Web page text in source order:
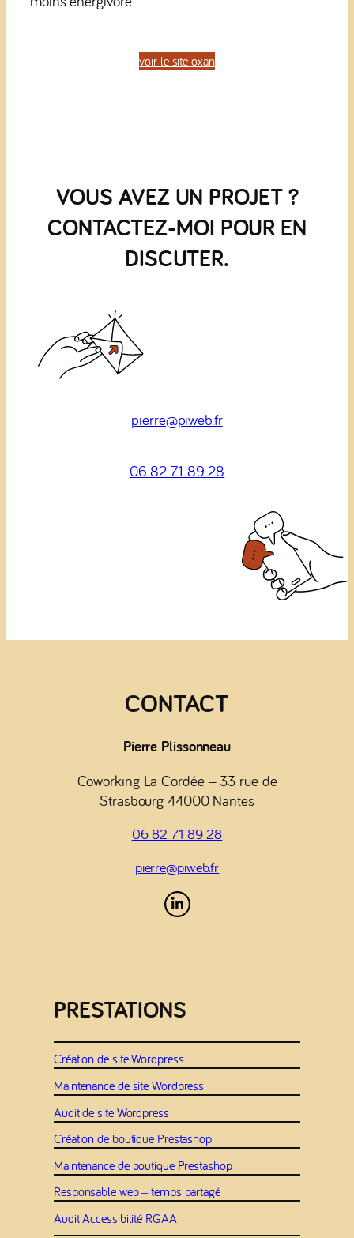
voir le site oxan
VOUS AVEZ UN PROJET ?
CONTACTEZ-MOI POUR EN
DISCUTER.
pierre@piweb.fr
06 82 71 89 28
CONTACT
Pierre Plissonneau
Coworking La Cordée – 33 rue de
Strasbourg 44000 Nantes
06 82 71 89 28
pierre@piweb.fr
PRESTATIONS
Création de site Wordpress
Maintenance de site Wordpress
Audit de site Wordpress
Création de boutique Prestashop
Maintenance de boutique Prestashop
Responsable web – temps partagé
Audit Accessibilité RGAA